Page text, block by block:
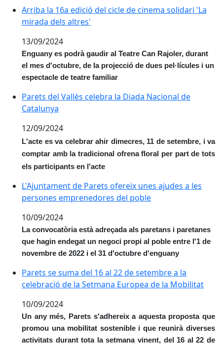
Arriba la 16a edició del cicle de cinema solidari 'La
Arriba la 16a edició del cicle de cinema solidari 'La
mirada dels altres'
13/09/2024
Enguany es podrà gaudir al Teatre Can Rajoler, durant
el mes d'octubre, de la projecció de dues pel·lícules i un
espectacle de teatre familiar
Parets del Vallès celebra la Diada Nacional de
Parets del Vallès celebra la Diada Nacional de
Catalunya
12/09/2024
L'acte es va celebrar ahir dimecres, 11 de setembre, i va
comptar amb la tradicional ofrena floral per part de tots
els participants en l'acte
L'Ajuntament de Parets ofereix unes ajudes a les
L'Ajuntament de Parets ofereix unes ajudes a les
persones emprenedores del poble
10/09/2024
La convocatòria està adreçada als paretans i paretanes
que hagin endegat un negoci propi al poble entre l'1 de
novembre de 2022 i el 31 d'octubre d'enguany
Parets se suma del 16 al 22 de setembre a la
Parets se suma del 16 al 22 de setembre a la
celebració de la Setmana Europea de la Mobilitat
10/09/2024
Un any més, Parets s'adhereix a aquesta proposta que
promou una mobilitat sostenible i que reunirà diverses
activitats durant tota la setmana vinent, del 16 al 22 de